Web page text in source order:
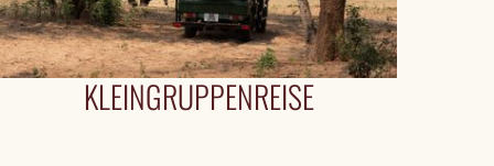
KLEINGRUPPENREISE